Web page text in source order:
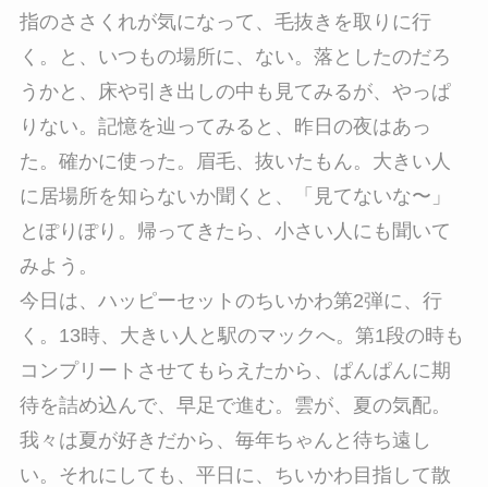
指のささくれが気になって、毛抜きを取りに行
く。と、いつもの場所に、ない。落としたのだろ
うかと、床や引き出しの中も見てみるが、やっぱ
りない。記憶を辿ってみると、昨日の夜はあっ
た。確かに使った。眉毛、抜いたもん。大きい人
に居場所を知らないか聞くと、「見てないな〜」
とぽりぽり。帰ってきたら、小さい人にも聞いて
みよう。
今日は、ハッピーセットのちいかわ第2弾に、行
く。13時、大きい人と駅のマックへ。第1段の時も
コンプリートさせてもらえたから、ぱんぱんに期
待を詰め込んで、早足で進む。雲が、夏の気配。
我々は夏が好きだから、毎年ちゃんと待ち遠し
い。それにしても、平日に、ちいかわ目指して散